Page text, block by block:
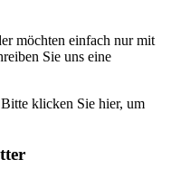
möchten einfach nur mit
Sie uns eine
klicken Sie hier, um